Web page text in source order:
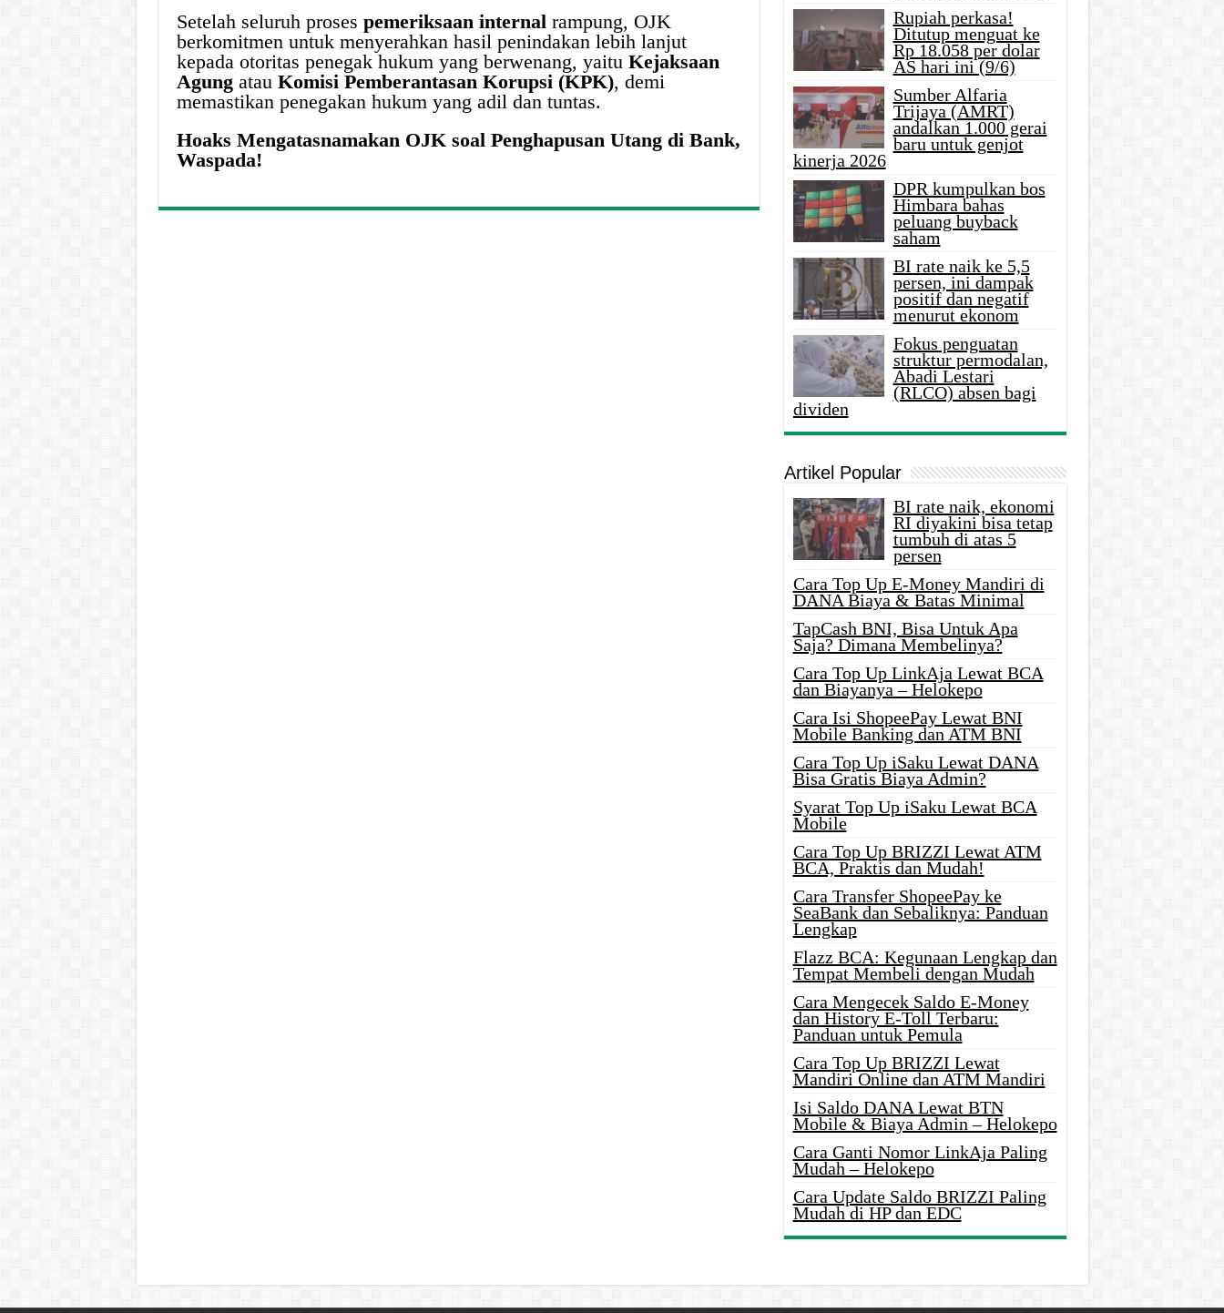
Setelah seluruh proses pemeriksaan internalrampung, OJK
berkomitmen untuk menyerahkan hasil penindakan lebih lanjut
kepada otoritas penegak hukum yang berwenang, yaitu Kejaksaan
Agungatau Komisi Pemberantasan Korupsi (KPK), demi
memastikan penegakan hukum yang adil dan tuntas.
Hoaks Mengatasnamakan OJK soal Penghapusan Utang di Bank,
Waspada!
Rupiah perkasa!
Ditutup menguat ke
Rp 18.058 per dolar
AS hari ini (9/6)
Sumber Alfaria
Trijaya (AMRT)
andalkan 1.000 gerai
baru untuk genjot
kinerja 2026
DPR kumpulkan bos
Himbara bahas
peluang buyback
saham
BI rate naik ke 5,5
persen, ini dampak
positif dan negatif
menurut ekonom
Fokus penguatan
struktur permodalan,
Abadi Lestari
(RLCO) absen bagi
dividen
Artikel Popular
BI rate naik, ekonomi
RI diyakini bisa tetap
tumbuh di atas 5
persen
Cara Top Up E-Money Mandiri di
DANA Biaya & Batas Minimal
TapCash BNI, Bisa Untuk Apa
Saja? Dimana Membelinya?
Cara Top Up LinkAja Lewat BCA
dan Biayanya – Helokepo
Cara Isi ShopeePay Lewat BNI
Mobile Banking dan ATM BNI
Cara Top Up iSaku Lewat DANA
Bisa Gratis Biaya Admin?
Syarat Top Up iSaku Lewat BCA
Mobile
Cara Top Up BRIZZI Lewat ATM
BCA, Praktis dan Mudah!
Cara Transfer ShopeePay ke
SeaBank dan Sebaliknya: Panduan
Lengkap
Flazz BCA: Kegunaan Lengkap dan
Tempat Membeli dengan Mudah
Cara Mengecek Saldo E-Money
dan History E-Toll Terbaru:
Panduan untuk Pemula
Cara Top Up BRIZZI Lewat
Mandiri Online dan ATM Mandiri
Isi Saldo DANA Lewat BTN
Mobile & Biaya Admin – Helokepo
Cara Ganti Nomor LinkAja Paling
Mudah – Helokepo
Cara Update Saldo BRIZZI Paling
Mudah di HP dan EDC